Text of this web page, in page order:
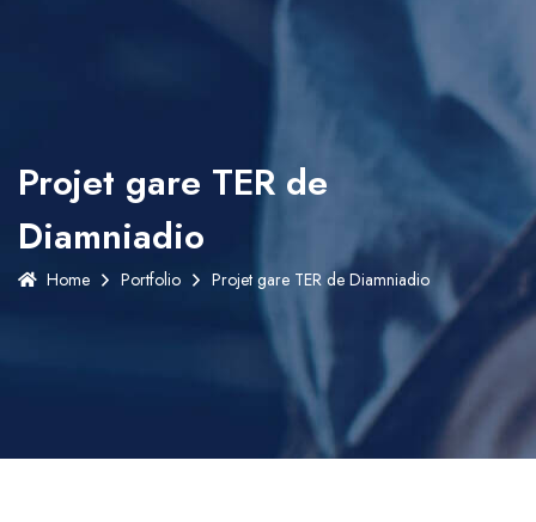
Projet gare TER de
Diamniadio
Home Portfolio Projet gare TER de Diamniadio